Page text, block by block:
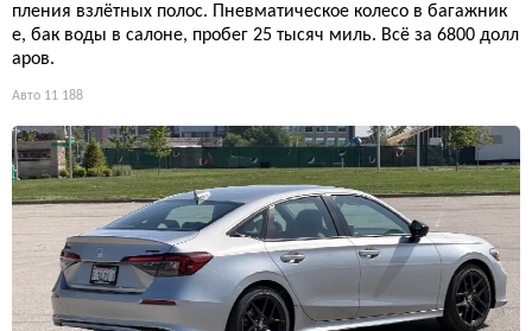
пления взлётных полос. Пневматическое колесо в багажник
е, бак воды в салоне, пробег 25 тысяч миль. Всё за 6800 долл
аров.
Авто 11 188